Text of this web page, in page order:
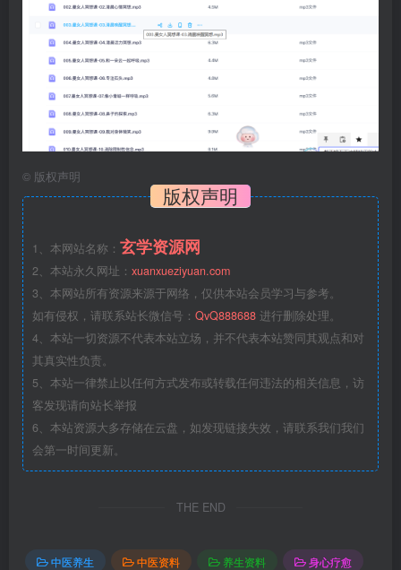
© 版权声明
版权声明
1、本网站名称： 玄学资源网
2、本站永久网址： xuanxueziyuan.com
3、本网站所有资源来源于网络，仅供本站会员学习与参考。
如有侵权，请联系站长微信号： QvQ888688 进行删除处理。
4、本站一切资源不代表本站立场，并不代表本站赞同其观点和对
其真实性负责。
5、本站一律禁止以任何方式发布或转载任何违法的相关信息，访
客发现请向站长举报
6、本站资源大多存储在云盘，如发现链接失效，请联系我们我们
会第一时间更新。
THE END
中医养生 中医资料 养生资料 身心疗愈